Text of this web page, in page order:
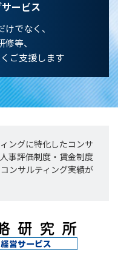
ービス
でなく、
等、
ご支援します
ングに特化したコンサ
事評価制度・賃金制度
ンサルティング実績が